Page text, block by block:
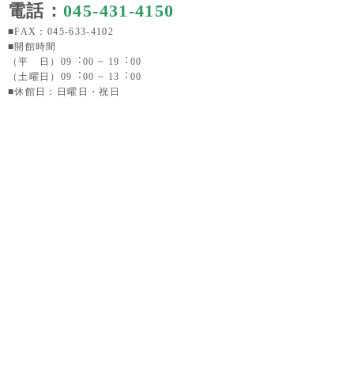
電話：045-431-4150
■FAX：045-633-4102
■開館時間
（平 日）09︓00 ~ 19︓00
（土曜日）09︓00 ~ 13︓00
■休館日：日曜日・祝日